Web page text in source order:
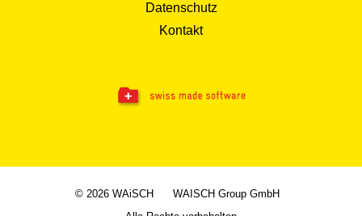
Datenschutz
Kontakt
© 2026 WAiSCH
WAISCH Group GmbH